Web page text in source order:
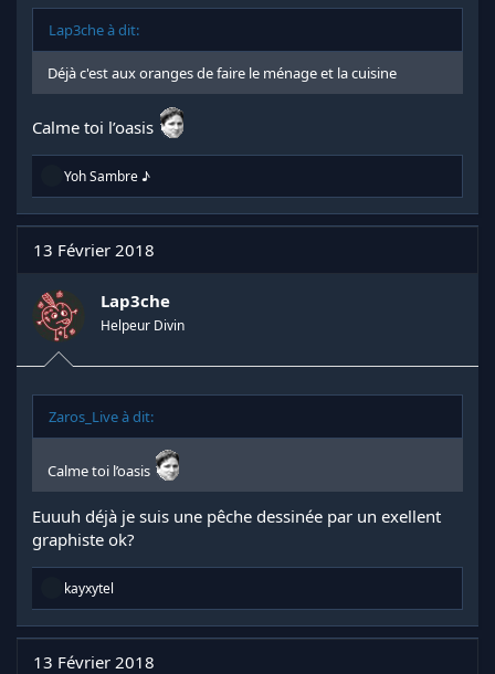
Lap3che à dit:
Déjà c'est aux oranges de faire le ménage et la cuisine
Calme toi l’oasis
R
a
c
t
n
s
:
Yoh Sambre ♪
13 Février 2018
Lap3che
Helpeur Divin
Zaros_Live à dit:
Calme toi l’oasis
Euuuh déjà je suis une pêche dessinée par un exellent
graphiste ok?
R
a
c
t
kayxytel
13 Février 2018